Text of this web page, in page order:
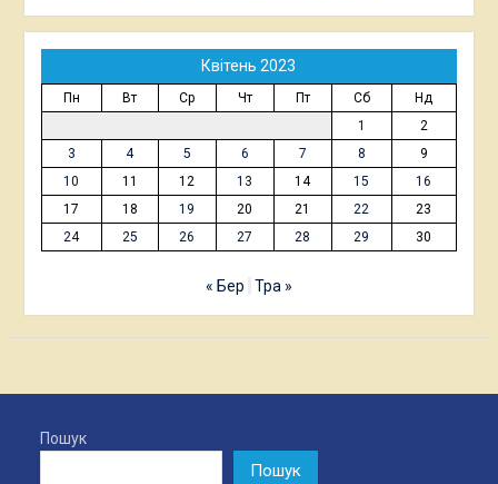
Квітень 2023
Пн Вт Ср Чт Пт Сб
Нд
1
2
3
4 5 6 7 8
9
10
11 12 13 14 15
16
17
18 19 20 21 22
23
24
25 26 27 28 29 30
« Бер Тра »
Пошук
Пошук